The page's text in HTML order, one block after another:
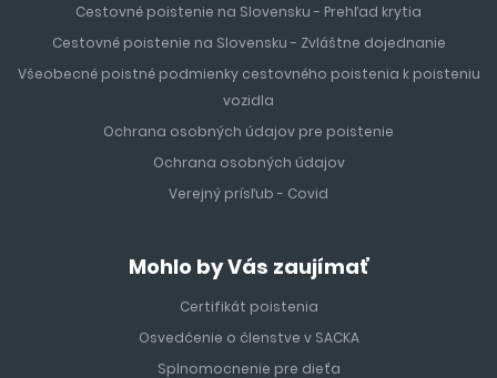
Cestovné poistenie na Slovensku - Prehľad krytia
Cestovné poistenie na Slovensku - Zvláštne dojednanie
Všeobecné poistné podmienky cestovného poistenia k poisteniu
vozidla
Ochrana osobných údajov pre poistenie
Ochrana osobných údajov
Verejný prísľub - Covid
Mohlo by Vás zaujímať
Certifikát poistenia
Osvedčenie o členstve v SACKA
Splnomocnenie pre dieťa